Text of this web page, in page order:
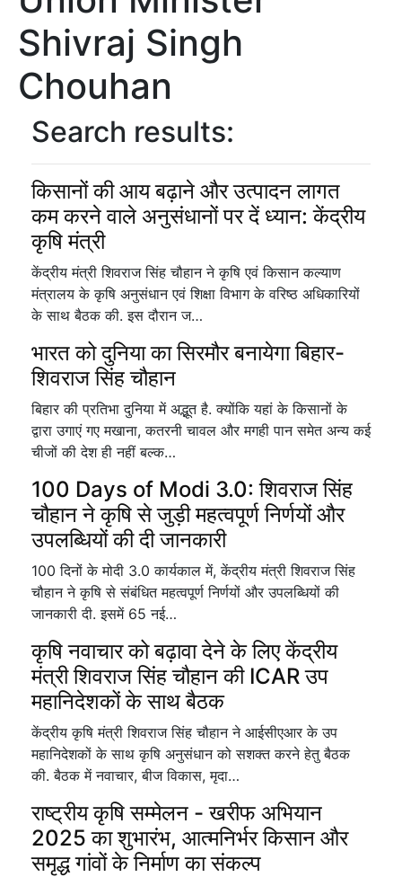
Shivraj Singh
Chouhan
Search results:
किसानों की आय बढ़ाने और उत्पादन लागत
कम करने वाले अनुसंधानों पर दें ध्यान: केंद्रीय
कृषि मंत्री
केंद्रीय मंत्री शिवराज सिंह चौहान ने कृषि एवं किसान कल्याण
मंत्रालय के कृषि अनुसंधान एवं शिक्षा विभाग के वरिष्ठ अधिकारियों
के साथ बैठक की. इस दौरान ज…
भारत को दुनिया का सिरमौर बनायेगा बिहार-
शिवराज सिंह चौहान
बिहार की प्रतिभा दुनिया में अद्भूत है. क्योंकि यहां के किसानों के
द्वारा उगाएं गए मखाना, कतरनी चावल और मगही पान समेत अन्य कई
चीजों की देश ही नहीं बल्क…
100 Days of Modi 3.0: शिवराज सिंह
चौहान ने कृषि से जुड़ी महत्वपूर्ण निर्णयों और
उपलब्धियों की दी जानकारी
100 दिनों के मोदी 3.0 कार्यकाल में, केंद्रीय मंत्री शिवराज सिंह
चौहान ने कृषि से संबंधित महत्वपूर्ण निर्णयों और उपलब्धियों की
जानकारी दी. इसमें 65 नई…
कृषि नवाचार को बढ़ावा देने के लिए केंद्रीय
मंत्री शिवराज सिंह चौहान की ICAR उप
महानिदेशकों के साथ बैठक
केंद्रीय कृषि मंत्री शिवराज सिंह चौहान ने आईसीएआर के उप
महानिदेशकों के साथ कृषि अनुसंधान को सशक्त करने हेतु बैठक
की. बैठक में नवाचार, बीज विकास, मृदा…
राष्ट्रीय कृषि सम्मेलन - खरीफ अभियान
2025 का शुभारंभ, आत्मनिर्भर किसान और
समृद्ध गांवों के निर्माण का संकल्प